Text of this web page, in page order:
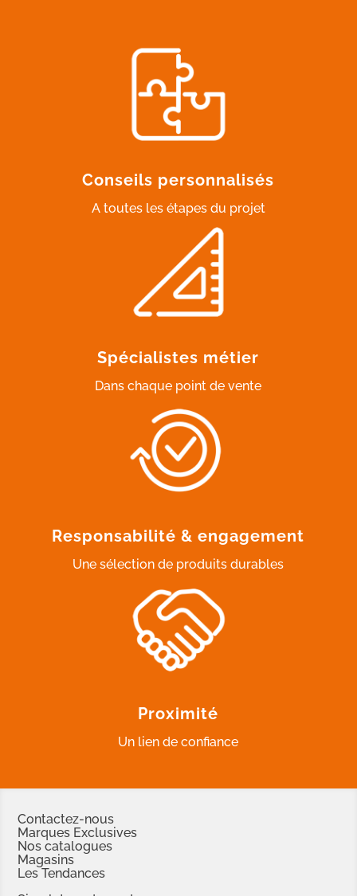
Conseils personnalisés
A toutes les étapes du projet
Spécialistes métier
Dans chaque point de vente
Responsabilité & engagement
Une sélection de produits durables
Proximité
Un lien de confiance
Contactez-nous
Marques Exclusives
Nos catalogues
Magasins
Les Tendances